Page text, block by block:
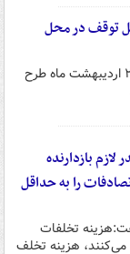
دلیل توقف در محل
پلیس راهور تهران بزرگ از ۲۰ اردیبهشت ماه طرح
بازدارنده
را به حداقل
تخلفات
می‌کنند، هزینه تخلف